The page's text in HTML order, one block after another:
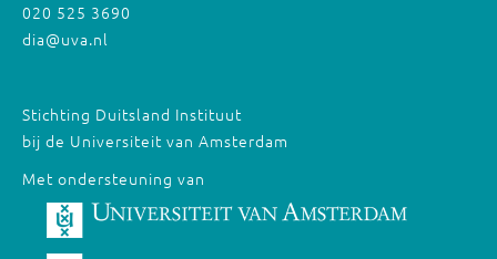
020 525 3690
dia@uva.nl
Stichting Duitsland Instituut
bij de Universiteit van Amsterdam
Met ondersteuning van